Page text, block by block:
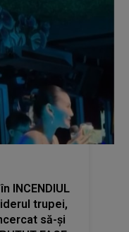
INCENDIUL
trupei,
să-și